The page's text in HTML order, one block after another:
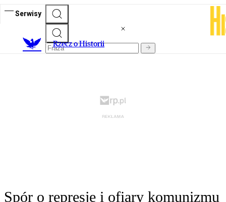
Serwisy
Rzecz o Historii
Spór o represje i ofiary komunizmu